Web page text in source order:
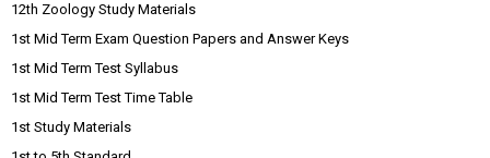
12th Zoology Study Materials
1st Mid Term Exam Question Papers and Answer Keys
1st Mid Term Test Syllabus
1st Mid Term Test Time Table
1st Study Materials